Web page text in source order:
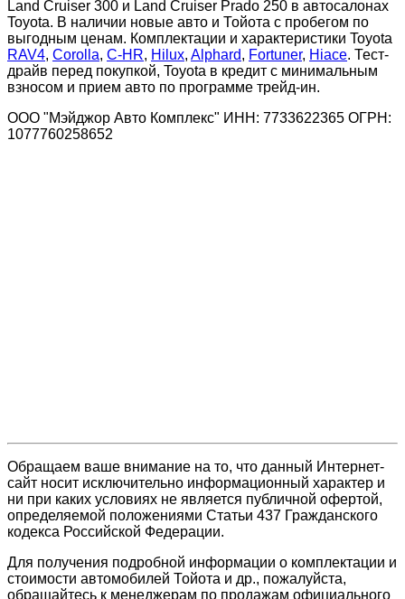
Land Cruiser 300 и Land Cruiser Prado 250 в автосалонах
Toyota. В наличии новые авто и Тойота с пробегом по
выгодным ценам. Комплектации и характеристики Toyota
RAV4, Corolla, C-HR, Hilux, Alphard, Fortuner, Hiace. Тест-
драйв перед покупкой, Toyota в кредит с минимальным
взносом и прием авто по программе трейд-ин.
ООО "Мэйджор Авто Комплекс" ИНН: 7733622365 ОГРН:
1077760258652
Обращаем ваше внимание на то, что данный Интернет-
сайт носит исключительно информационный характер и
ни при каких условиях не является публичной офертой,
определяемой положениями Статьи 437 Гражданского
кодекса Российской Федерации.
Для получения подробной информации о комплектации и
стоимости автомобилей Тойота и др., пожалуйста,
обращайтесь к менеджерам по продажам официального